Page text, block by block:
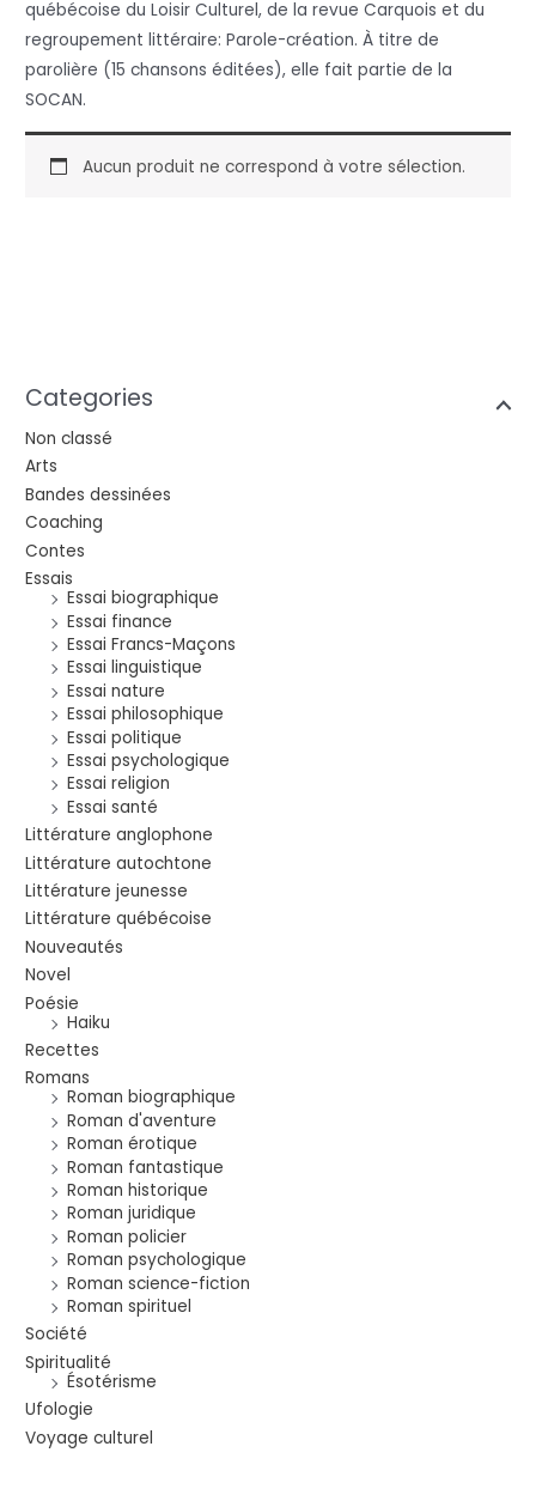
Categories
Non classé
Arts
Bandes dessinées
Coaching
Contes
Essais
Essai biographique
Essai finance
Essai Francs-Maçons
Essai linguistique
Essai nature
Essai philosophique
Essai politique
Essai psychologique
Essai religion
Essai santé
Littérature anglophone
Littérature autochtone
Littérature jeunesse
Littérature québécoise
Nouveautés
Novel
Poésie
Haiku
Recettes
Romans
Roman biographique
Roman d'aventure
Roman érotique
Roman fantastique
Roman historique
Roman juridique
Roman policier
Roman psychologique
Roman science-fiction
Roman spirituel
Société
Spiritualité
Ésotérisme
Ufologie
Voyage culturel
québécoise du Loisir Culturel, de la revue Carquois et du
regroupement littéraire: Parole-création. À titre de
parolière (15 chansons éditées), elle fait partie de la
SOCAN.
Aucun produit ne correspond à votre sélection.